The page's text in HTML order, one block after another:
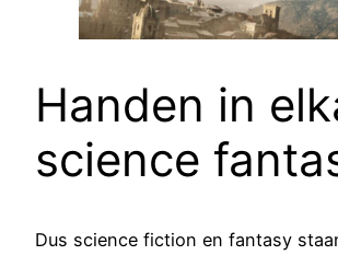
Handen in
science
Dus science fiction en fantasy